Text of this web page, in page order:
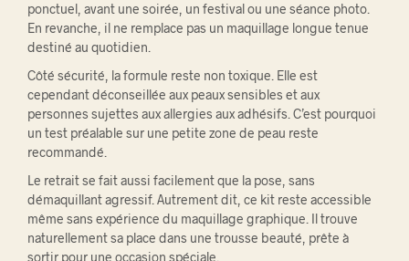
ponctuel, avant une soirée, un festival ou une séance photo.
En revanche, il ne remplace pas un maquillage longue tenue
destiné au quotidien.
Côté sécurité, la formule reste non toxique. Elle est
cependant déconseillée aux peaux sensibles et aux
personnes sujettes aux allergies aux adhésifs. C’est pourquoi
un test préalable sur une petite zone de peau reste
recommandé.
Le retrait se fait aussi facilement que la pose, sans
démaquillant agressif. Autrement dit, ce kit reste accessible
même sans expérience du maquillage graphique. Il trouve
naturellement sa place dans une trousse beauté, prête à
sortir pour une occasion spéciale.